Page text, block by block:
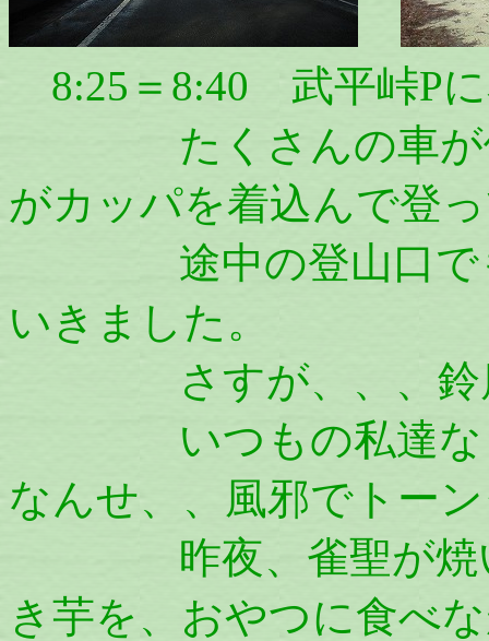
8:25＝8:40 武平峠P
たくさんの車が停
がカッパを着込んで登
途中の登山口でも
いきました。
さすが、、、鈴
いつもの私達なら
なんせ、、風邪でトー
昨夜、雀聖が焼い
き芋を、おやつに食べ